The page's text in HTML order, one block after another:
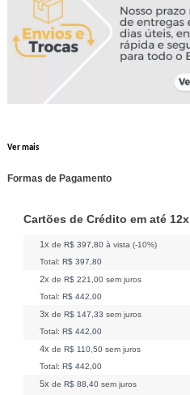
Ver mais
Formas de Pagamento
Cartões de Crédito em até 12x
1x de R$ 397,80 à vista (-10%)
Total: R$ 397,80
2x de R$ 221,00 sem juros
Total: R$ 442,00
3x de R$ 147,33 sem juros
Total: R$ 442,00
4x de R$ 110,50 sem juros
Total: R$ 442,00
5x de R$ 88,40 sem juros